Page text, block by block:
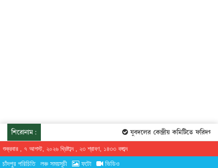
শিরোনাম: যুবদলের কেন্দ্রীয় কমিটিতে
শুক্রবার , ৭ আগস্ট, ২০২৬ খ্রিষ্টাব্দ , ২৩ শ্রাবণ, ১৪৩৩ বঙ্গাব্দ
চাঁদপুর পরিচিতি লঞ্চ সময়সূচী ফটো ভিডিও